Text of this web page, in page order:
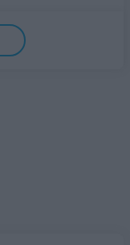
2 δισ.
δισ. σε